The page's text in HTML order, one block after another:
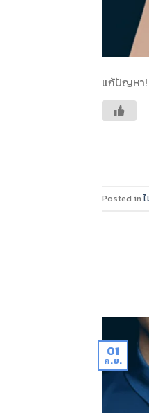
แก้ปัญหา!
Posted in
01
ก.ย.